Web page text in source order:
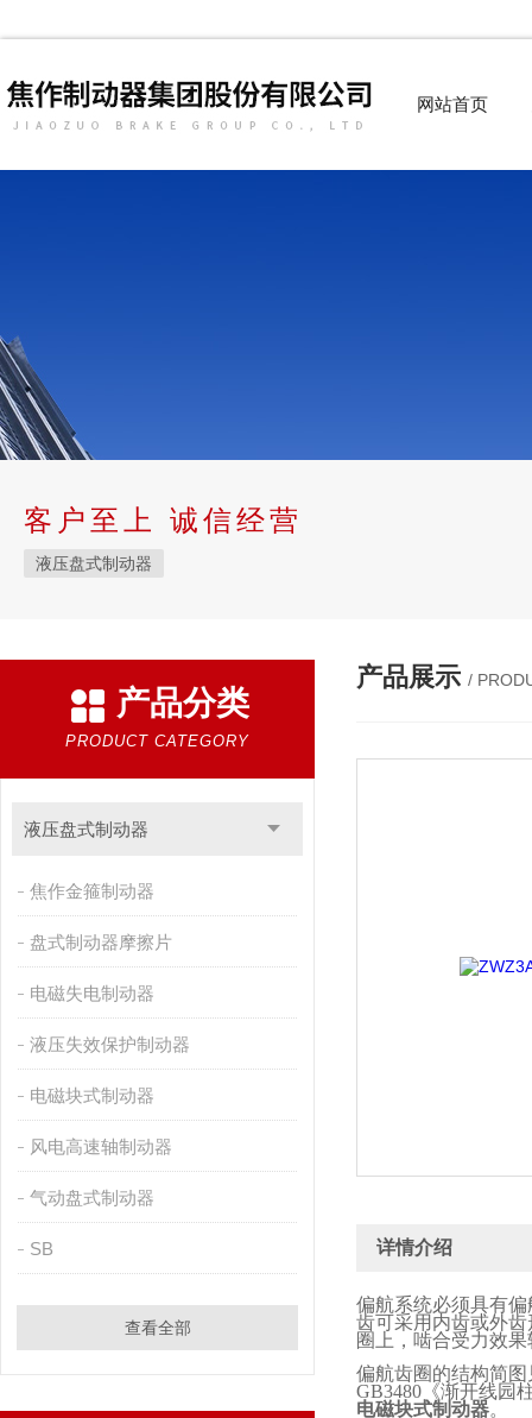
网站首页
客户至上 诚信经营
液压盘式制动器
产品分类
PRODUCT CATEGORY
液压盘式制动器
焦作金箍制动器
盘式制动器摩擦片
电磁失电制动器
液压失效保护制动器
电磁块式制动器
风电高速轴制动器
气动盘式制动器
SB
查看全部
产品展示 /
详情介绍
偏航系统必须具有
齿可采用内齿或外
圈上，啮合受力效
偏航齿圈的结构简
GB3480 《渐开线园
电磁块式制动器。